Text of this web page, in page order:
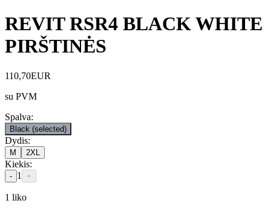
REVIT RSR4 BLACK WHITE
PIRŠTINĖS
110,70EUR
su PVM
Spalva:
Black (selected)
Dydis:
M 2XL
Kiekis:
- 1 +
1 liko